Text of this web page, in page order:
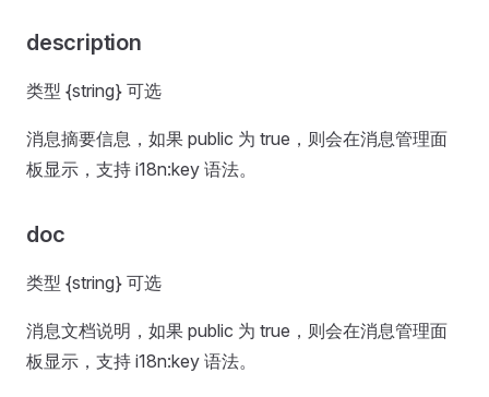
description
类型 {string} 可选
消息摘要信息，如果 public 为 true，则会在消息管理面
板显示，支持 i18n:key 语法。
doc
类型 {string} 可选
消息文档说明，如果 public 为 true，则会在消息管理面
板显示，支持 i18n:key 语法。